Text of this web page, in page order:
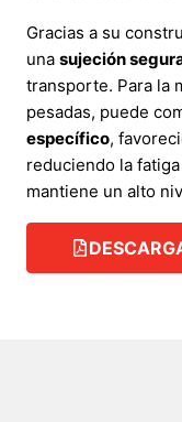
Gracias a su
una sujeción
transporte. Para la
pesadas, puede
específico,
reduciendo la
mantiene un alto